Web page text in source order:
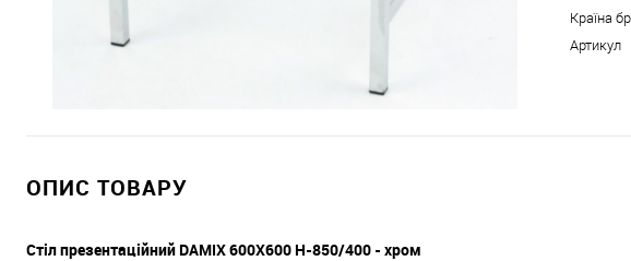
Країна
Артикул
ОПИС ТОВАРУ
Стіл презентаційний DAMIX 600X600 H-850/400 - хром